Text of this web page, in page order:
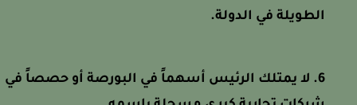
الطويلة في الدولة.
لا يمتلك الرئيس أسهماً في البورصة أو حصصاً في